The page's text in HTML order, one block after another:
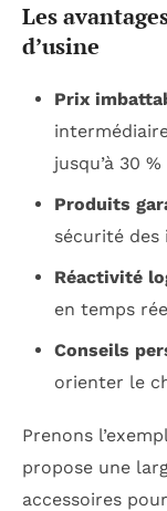
Les
d’usine
Prix
jusqu’à 30
Produits
sécurité des
Réactivité
en temps
Conseils
orienter le
Prenons
propose une
accessoires